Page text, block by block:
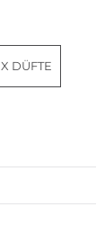
DÜFTE